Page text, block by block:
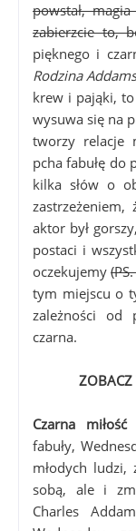
powstał,
zabierzcie to,
pięknego i
Rodzina
krew i pająki, to
wysuwa się na
tworzy relacje
pcha fabułę do
kilka słów o
aktor był
postaci i
oczekujemy
tym miejscu o
zależności od
czarna.
ZOBACZ
Czarna miłość
fabuły,
młodych ludzi,
sobą, ale i
Charles